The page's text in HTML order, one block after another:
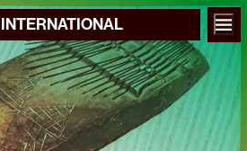
INTERNATIONAL